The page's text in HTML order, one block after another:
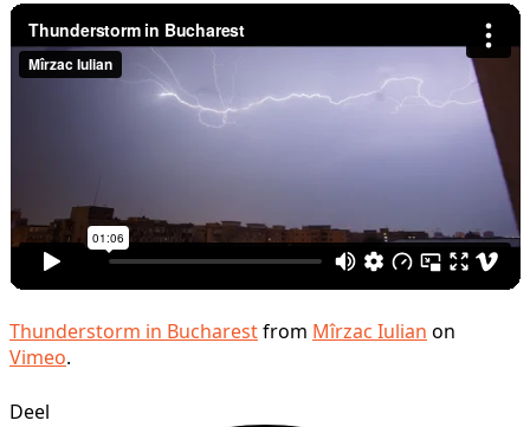
Thunderstorm in Bucharestfrom Mîrzac Iulian on
Vimeo.
Deel